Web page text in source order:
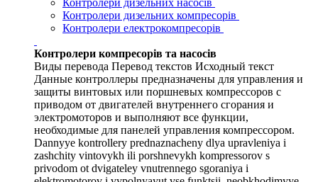
Контролери дизельних насосів
Контролери дизельних компресорів
Контролери електрокомпресорів
Контролери компресорів та насосів
Виды перевода Перевод текстов Исходный текст
Данные контроллеры предназначены для управления и
защиты винтовых или поршневых компрессоров с
приводом от двигателей внутреннего сгорания и
электромоторов и выполняют все функции,
необходимые для панелей управления компрессором.
Dannyye kontrollery prednaznacheny dlya upravleniya i
zashchity vintovykh ili porshnevykh kompressorov s
privodom ot dvigateley vnutrennego sgoraniya i